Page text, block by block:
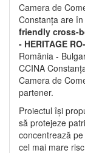
Camera de
Constanța are
friendly cross-
- HERITAGE
România -
CCINA
Camera de
partener.
Proiectul își
să protejeze
concentrează
cel mai mare